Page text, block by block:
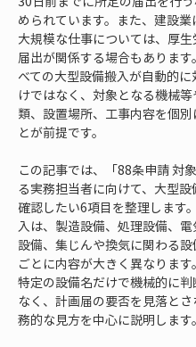
められています。また、建設業
大規模な仕事については、厚生
届出が関係する場合もあります
べての大型設備搬入が自動的に
けではなく、対象となる機械
類、設置場所、工事内容を個別
とが前提です。
この記事では、「88条申請 対
る実務担当者に向けて、大型設
確認したい6項目を整理します
入は、製造設備、処理設備、
設備、集じんや換気に関わる
ごとに内容が大きく異なります
特定の設備名だけで機械的に
なく、計画届の要否を見落と
務的な見方を中心に説明します。